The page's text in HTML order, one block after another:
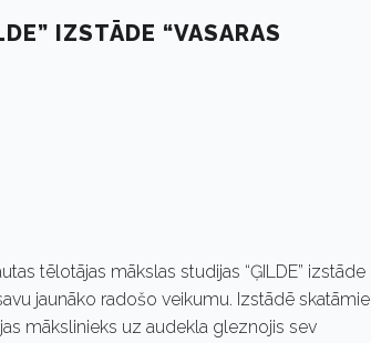
IZSTĀDE “VASARAS
tēlotājas mākslas studijas “ĢILDE” izstāde
jaunāko radošo veikumu. Izstādē skatāmie
mākslinieks uz audekla gleznojis sev